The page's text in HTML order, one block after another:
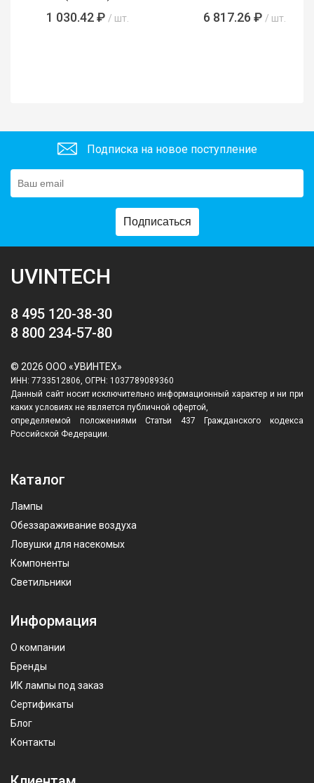
1 030.42 ₽ / шт. 6 817.26 ₽ / шт.
Подписка на новое поступление
Подписаться
UVINTECH
8 495 120-38-30
8 800 234-57-80
© 2026 ООО «УВИНТЕХ»
ИНН: 7733512806, ОГРН: 1037789089360
Данный сайт носит исключительно информационный характер и ни при
каких условиях не является публичной офертой,
определяемой положениями Статьи 437 Гражданского кодекса
Российской Федерации.
Каталог
Лампы
Обеззараживание воздуха
Ловушки для насекомых
Компоненты
Светильники
Информация
О компании
Бренды
ИК лампы под заказ
Сертификаты
Блог
Контакты